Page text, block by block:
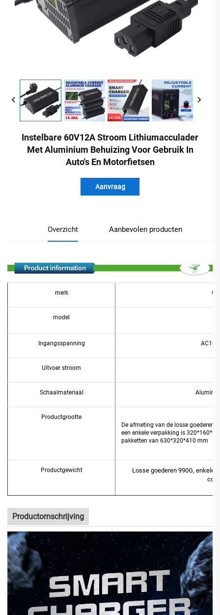
Instelbare 60V12A Stroom Lithiumacculader
Met Aluminium Behuizing Voor Gebruik In
Auto's En Motorfietsen
Aanvraag
Overzicht Aanbevolen producten
merk
model
Ingangsspanning
Uitvoer stroom
Schaalmateriaal
Productgrootte
De afmeting van de losse goederen
een enkele verpakking is
pakketten van 630*320*410 mm
Productgewicht
Losse goederen 990G, enkele
Productomschrijving